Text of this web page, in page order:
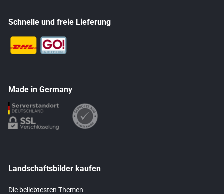
Schnelle und freie Lieferung
Made in Germany
Landschaftsbilder kaufen
Die beliebtesten Themen